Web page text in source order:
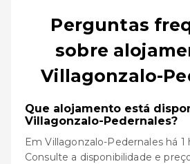
Perguntas
sobre
Villagonzalo-
Que alojamento está
Villagonzalo-Pedernales?
Em Villagonzalo-Pedernales há 1
Consulte a disponibilidade e